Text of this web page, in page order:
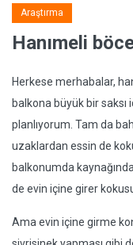
Araştırma
Hanımeli
Herkese merhabalar,
balkona büyük bir saksı
planlıyorum. Tam da
uzaklardan essin de
balkonumda
de evin içine girer
Ama evin içine girme